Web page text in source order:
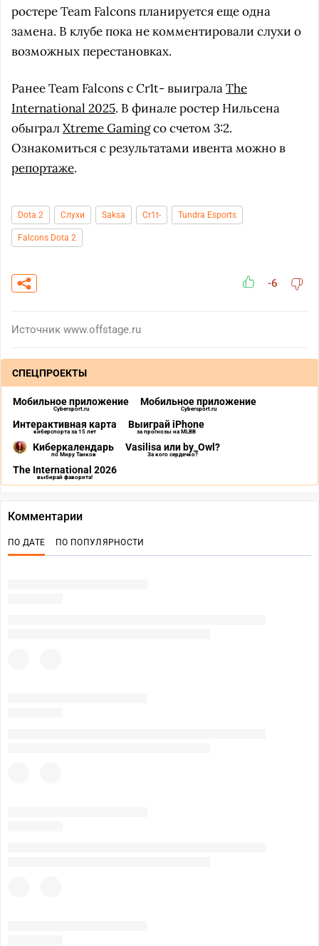
ростере Team Falcons планируется еще одна
замена. В клубе пока не комментировали слухи о
возможных перестановках.
Ранее Team Falcons с Cr1t- выигралаThe
International 2025. В финале ростер Нильсена
обыгралXtreme Gamingсо счетом 3:2.
Ознакомиться с результатами ивента можно в
репортаже.
Dota 2 Слухи Saksa Cr1t- Tundra Esports
Falcons Dota 2
-6
Источник www.offstage.ru
СПЕЦПРОЕКТЫ
Мобильное приложение
Cybersport.ru
Мобильное приложение
Cybersport.ru
Интерактивная карта
киберспорта за 15 лет
Выиграй iPhone
за прогнозы на MLBB
Киберкалендарь
по Миру Танков
Vasilisa или by_Owl?
За кого сердечко?
The International 2026
выбирай фаворита!
Комментарии
ПО ДАТЕ ПО ПОПУЛЯРНОСТИ